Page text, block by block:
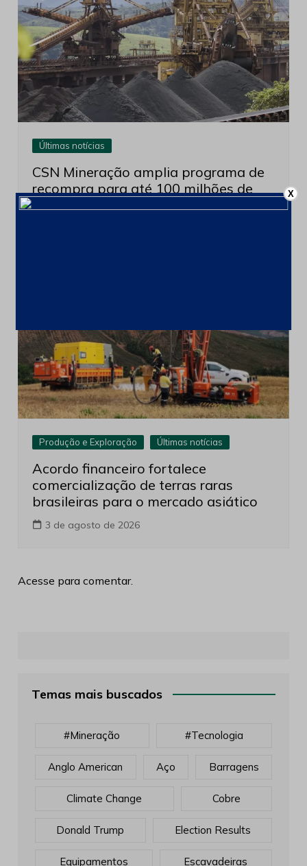
Últimas notícias
CSN Mineração amplia programa de
recompra para até 100 milhões de
Produção e Exploração Últimas notícias
Acordo financeiro fortalece
comercialização de terras raras
brasileiras para o mercado asiático
3 de agosto de 2026
Acesse para comentar.
Temas mais buscados
#mineração #tecnologia
Anglo American Aço Barragens
Climate Change Cobre
Donald Trump Election Results
Equipamentos Escavadeiras
X